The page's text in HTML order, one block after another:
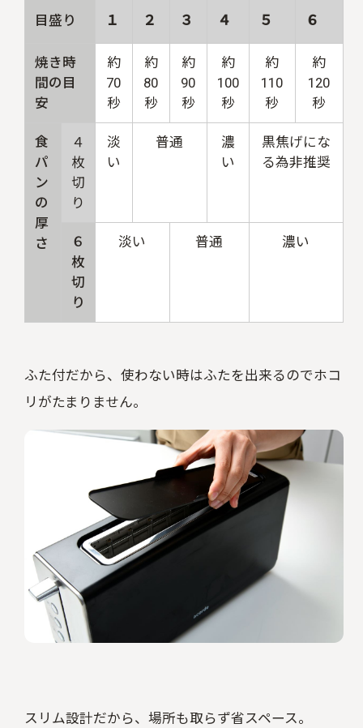
目盛り １ ２ ３ ４ ５ ６
焼き時
間の目
安
約
70
秒
約
80
秒
約
90
秒
約
100
秒
約
110
秒
約
120
秒
食
パ
ン
の
厚
さ
４
枚
切
り
淡
い
普通
濃
い
黒焦げにな
る為非推奨
６
枚
切
り
淡い 普通 濃い
ふた付だから、使わない時はふたを出来るのでホコ
リがたまりません。
スリム設計だから、場所も取らず省スペース。